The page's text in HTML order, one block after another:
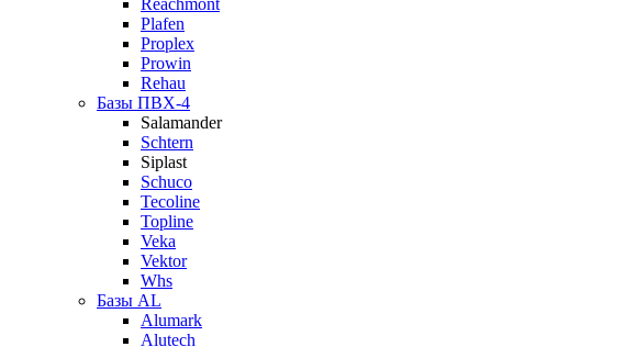
Reachmont
Plafen
Proplex
Prowin
Rehau
Базы ПВХ-4
Salamander
Schtern
Siplast
Schuco
Tecoline
Topline
Veka
Vektor
Whs
Базы AL
Alumark
Alutech